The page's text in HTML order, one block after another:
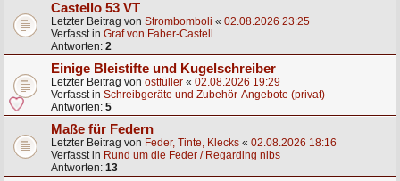
Castello 53 VT
Letzter Beitrag von Strombomboli « 02.08.2026 23:25
Verfasst in Graf von Faber-Castell
Antworten: 2
Einige Bleistifte und Kugelschreiber
Letzter Beitrag von ostfüller « 02.08.2026 19:29
Verfasst in Schreibgeräte und Zubehör-Angebote (privat)
Antworten: 5
Maße für Federn
Letzter Beitrag von Feder, Tinte, Klecks « 02.08.2026 18:16
Verfasst in Rund um die Feder / Regarding nibs
Antworten: 13